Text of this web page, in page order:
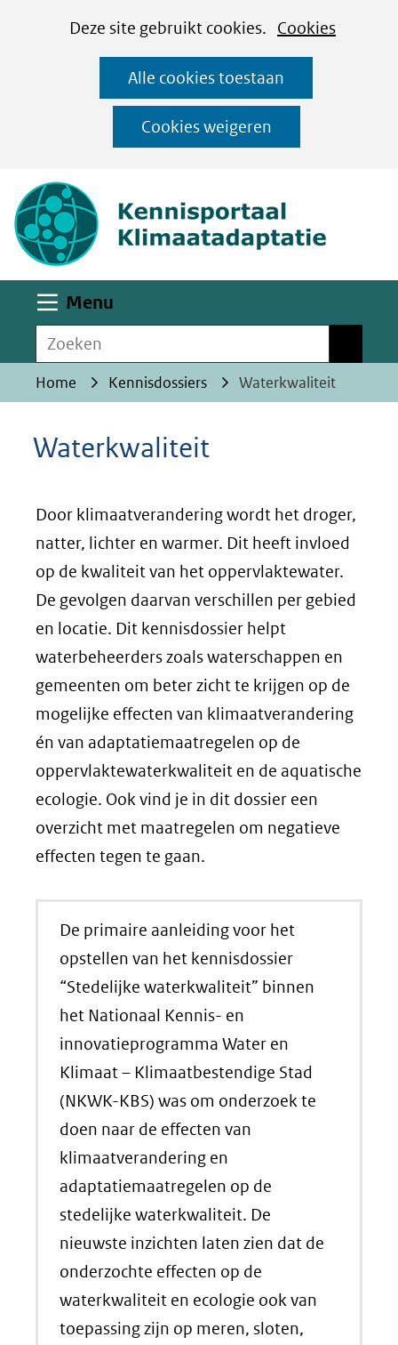
CookiesDeze site gebruikt cookies. Cookies
op
deze
website
worden
toegestaan
geweigerd.
Alle cookies toestaan
Cookies weigeren
Ga
naar
de
inhoud
Menu
Zoeken
Home Kennisdossiers Waterkwaliteit
Waterkwaliteit
Door klimaatverandering wordt het droger,
natter, lichter en warmer. Dit heeft invloed
op de kwaliteit van het oppervlaktewater.
De gevolgen daarvan verschillen per gebied
en locatie. Dit kennisdossier helpt
waterbeheerders zoals waterschappen en
gemeenten om beter zicht te krijgen op de
mogelijke effecten van klimaatverandering
én van adaptatiemaatregelen op de
oppervlaktewaterkwaliteit en de aquatische
ecologie. Ook vind je in dit dossier een
overzicht met maatregelen om negatieve
effecten tegen te gaan.
De primaire aanleiding voor het
opstellen van het kennisdossier
“Stedelijke waterkwaliteit” binnen
het Nationaal Kennis- en
innovatieprogramma Water en
Klimaat – Klimaatbestendige Stad
(NKWK-KBS) was om onderzoek te
doen naar de effecten van
klimaatverandering en
adaptatiemaatregelen op de
stedelijke waterkwaliteit. De
nieuwste inzichten laten zien dat de
onderzochte effecten op de
waterkwaliteit en ecologie ook van
toepassing zijn op meren, sloten,